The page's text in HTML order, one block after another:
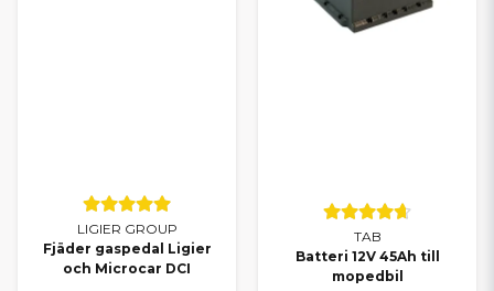
LIGIER GROUP
Fjäder gaspedal Ligier
och Microcar DCI
TAB
Batteri 12V 45Ah till
mopedbil